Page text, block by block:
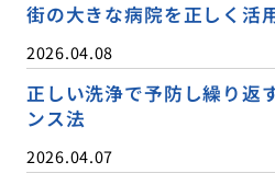
街の大きな病院を正しく活
2026.04.08
正しい洗浄で予防し繰り返
ンス法
2026.04.07